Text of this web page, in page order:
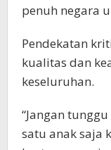
penuh negara
Pendekatan
kualitas dan
keseluruhan.
“Jangan
satu anak saja